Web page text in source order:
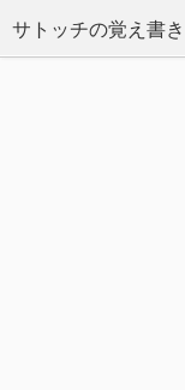
サトッチの覚え書